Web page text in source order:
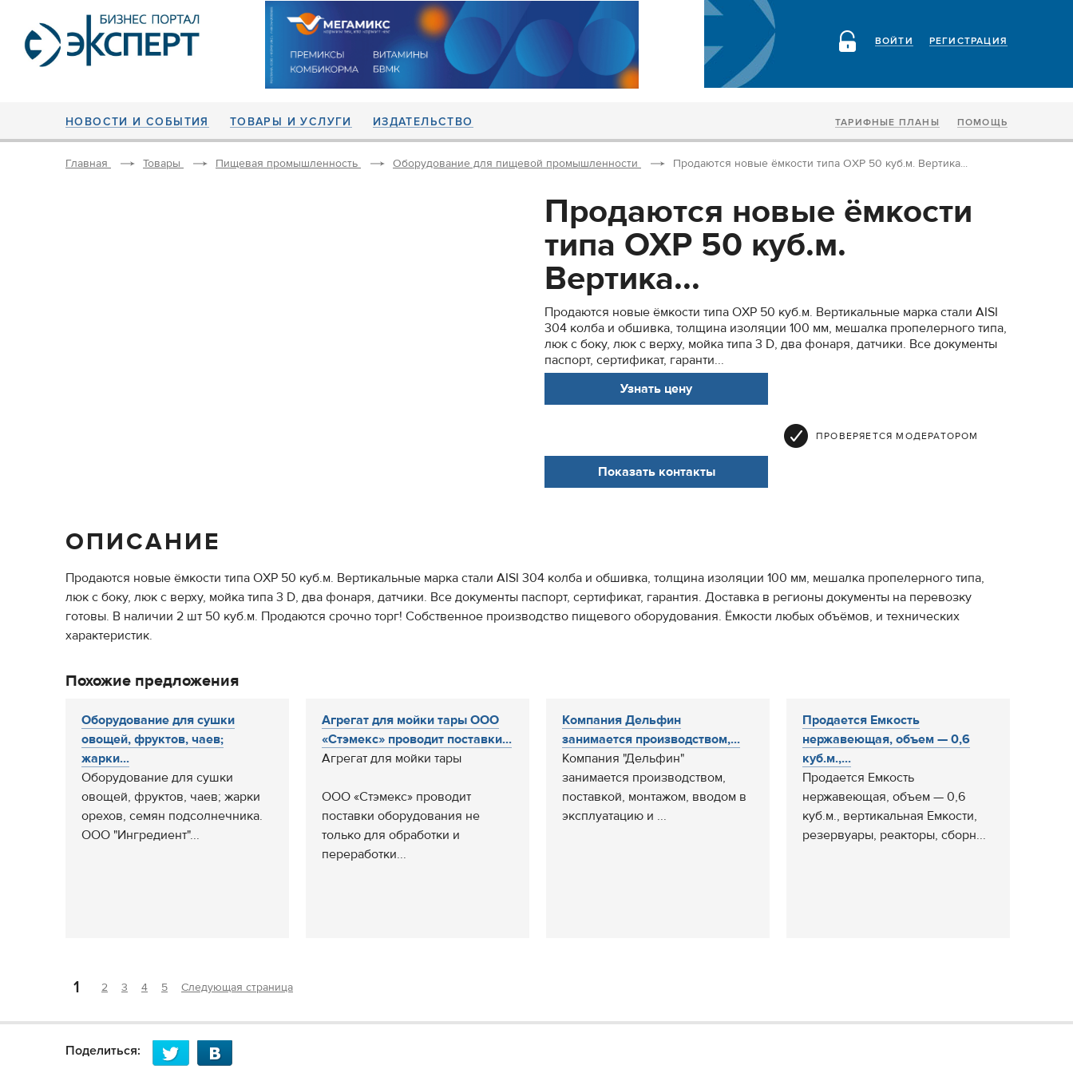
РЕГИСТРАЦИЯ
ВОЙТИ
НОВОСТИ И СОБЫТИЯ ТОВАРЫ И УСЛУГИ ИЗДАТЕЛЬСТВО ТАРИФНЫЕ ПЛАНЫ ПОМОЩЬ
Главная Товары Пищевая промышленность Оборудование для пищевой промышленности Продаются новые ёмкости типа ОХР 50 куб.м. Вертика...
Продаются новые ёмкости
типа ОХР 50 куб.м.
Вертика...
Продаются новые ёмкости типа ОХР 50 куб.м. Вертикальные марка стали AISI
304 колба и обшивка, толщина изоляции 100 мм, мешалка пропелерного типа,
люк с боку, люк с верху, мойка типа 3 D, два фонаря, датчики. Все документы
паспорт, сертификат, гаранти...
Узнать цену
ПРОВЕРЯЕТСЯ МОДЕРАТОРОМ
Показать контакты
ОПИСАНИЕ
Продаются новые ёмкости типа ОХР 50 куб.м. Вертикальные марка стали AISI 304 колба и обшивка, толщина изоляции 100 мм, мешалка пропелерного типа,
люк с боку, люк с верху, мойка типа 3 D, два фонаря, датчики. Все документы паспорт, сертификат, гарантия. Доставка в регионы документы на перевозку
готовы. В наличии 2 шт 50 куб.м. Продаются срочно торг! Собственное производство пищевого оборудования. Ёмкости любых объёмов, и технических
характеристик.
Похожие предложения
Оборудование для сушки
овощей, фруктов, чаев;
жарки...
Оборудование для сушки
овощей, фруктов, чаев; жарки
орехов, семян подсолнечника.
ООО "Ингредиент"...
Агрегат для мойки тары ООО
«Стэмекс» проводит поставки...
Агрегат для мойки тары
ООО «Стэмекс» проводит
поставки оборудования не
только для обработки и
переработки...
Компания Дельфин
занимается производством,...
Компания "Дельфин"
занимается производством,
поставкой, монтажом, вводом в
эксплуатацию и ...
Продается Емкость
нержавеющая, объем — 0,6
куб.м.,...
Продается Емкость
нержавеющая, объем — 0,6
куб.м., вертикальная Емкости,
резервуары, реакторы, сборн...
1 2 3 4 5 Следующая страница
Поделиться: